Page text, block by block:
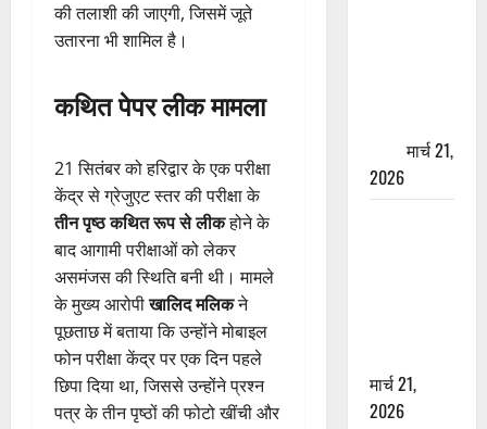
की तलाशी की जाएगी, जिसमें जूते
उतारना भी शामिल है।
कथित पेपर लीक मामला
21 सितंबर को हरिद्वार के एक परीक्षा
केंद्र से ग्रेजुएट स्तर की परीक्षा के
तीन पृष्ठ कथित रूप से लीकहोने के
बाद आगामी परीक्षाओं को लेकर
असमंजस की स्थिति बनी थी। मामले
के मुख्य आरोपीखालिद मलिकने
पूछताछ में बताया कि उन्होंने मोबाइल
फोन परीक्षा केंद्र पर एक दिन पहले
छिपा दिया था, जिससे उन्होंने प्रश्न
पत्र के तीन पृष्ठों की फोटो खींची और
मार्च 21,
2026
मार्च 21,
2026